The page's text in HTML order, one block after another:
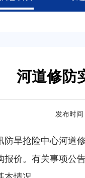
河道修防
发布时间
防旱抢险中心河道
报价。有关事项公告